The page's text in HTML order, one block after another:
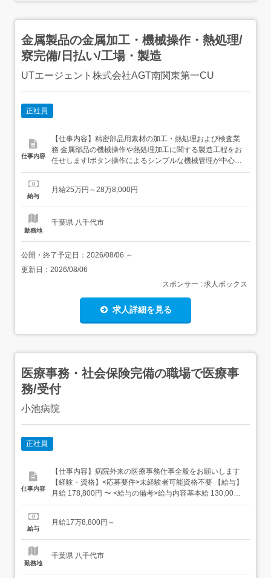
金属製品の金属加工・機械操作・熱処理/
寮完備/日払い/工場・製造
UTエージェント株式会社AGT南関東第一CU
正社員
仕事内容
【仕事内容】精密部品用素材の加工・熱処理および検査業
務 金属部品の機械操作や熱処理加工に関する製造工程をお
任せします!ボタン操作によるシンプルな機械管理が中心
で、手順が明確な作業です 未経験の方歓迎 丁寧な研修と指
ボタン操作中心の加工や製品サイズの検査がメインです 機
給与
月給25万円～28万8,000円
勤務地
千葉県 八千代市
公開・終了予定日： 2026/08/06 ～
更新日： 2026/08/06
スポンサー : 求人ボックス
求人詳細を見る
医療事務・社会保険完備の職場で医療事
務/受付
小池病院
正社員
仕事内容
【仕事内容】病院外来の医療事務仕事全般をお願いします
【経験・資格】<応募要件>未経験者可能資格不要 【給与】
月給 178,800円 〜 <給与の備考>給与内容基本給 130,000
勤務手当 15,000ライフアップ手当 25,000処遇改善手当
(雇用条件の変更なし)昇給 年1回賞与 年2回(前年実...
給与
月給17万8,800円～
勤務地
千葉県 八千代市